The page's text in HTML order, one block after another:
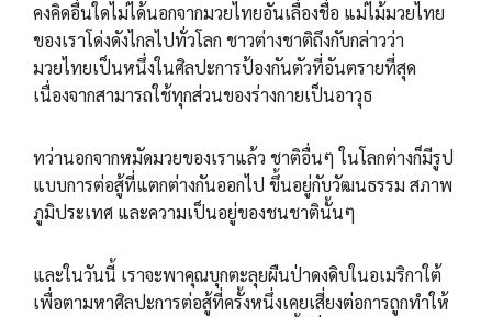
คงคิดอื่นใดไม่ได้นอกจากมวยไทยอันเลื่องชื่อ แม่ไม้มวยไทย
ของเราโด่งดังไกลไปทั่วโลก ชาวต่างชาติถึงกับกล่าวว่า
มวยไทยเป็นหนึ่งในศิลปะการป้องกันตัวที่อันตรายที่สุด
เนื่องจากสามารถใช้ทุกส่วนของร่างกายเป็นอาวุธ
ทว่านอกจากหมัดมวยของเราแล้ว ชาติอื่นๆ ในโลกต่างก็มีรูป
แบบการต่อสู้ที่แตกต่างกันออกไป ขึ้นอยู่กับวัฒนธรรม สภาพ
ภูมิประเทศ และความเป็นอยู่ของชนชาตินั้นๆ
และในวันนี้ เราจะพาคุณบุกตะลุยผืนป่าดงดิบในอเมริกาใต้
เพื่อตามหาศิลปะการต่อสู้ที่ครั้งหนึ่งเคยเสี่ยงต่อการถูกทำให้